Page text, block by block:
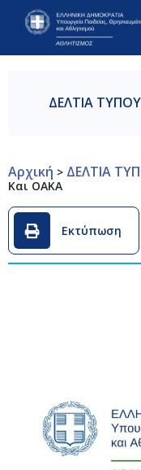
ΔΕΛΤΙΑ ΤΥΠΟΥ
Αρχική > ΔΕΛΤΙΑ
Και ΟΑΚΑ
Εκτύπωση